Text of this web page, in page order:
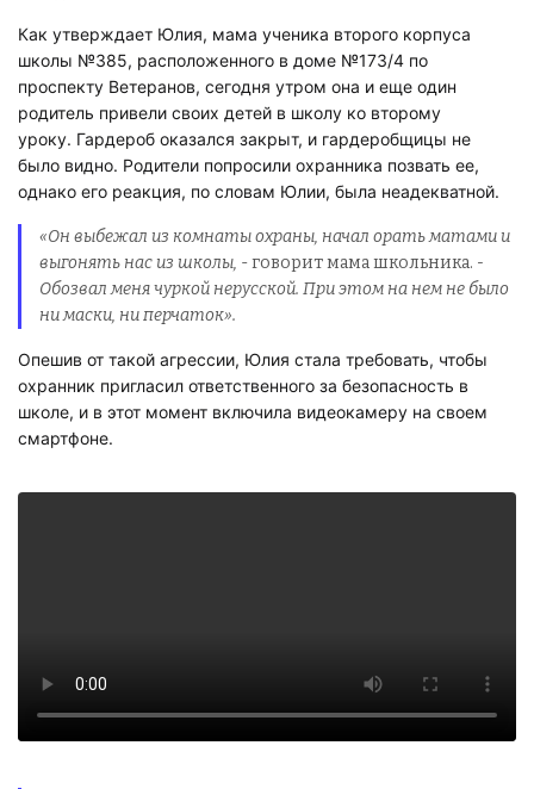
Как утверждает Юлия, мама ученика второго корпуса
школы №385, расположенного в доме №173/4 по
проспекту Ветеранов, сегодня утром она и еще один
родитель привели своих детей в школу ко второму
уроку. Гардероб оказался закрыт, и гардеробщицы не
было видно. Родители попросили охранника позвать ее,
однако его реакция, по словам Юлии, была неадекватной.
«Он выбежал из комнаты охраны, начал орать матами и
выгонять нас из школы, - говорит мама школьника. -
Обозвал меня чуркой нерусской. При этом на нем не было
ни маски, ни перчаток».
Опешив от такой агрессии, Юлия стала требовать, чтобы
охранник пригласил ответственного за безопасность в
школе, и в этот момент включила видеокамеру на своем
смартфоне.